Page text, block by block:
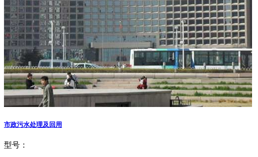
市政污水处理及回用
型号：